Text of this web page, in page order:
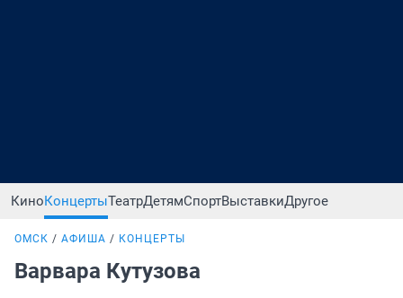
КиноКонцертыТеатрДетямСпортВыставкиДругое
ОМСК АФИША КОНЦЕРТЫ
Варвара Кутузова